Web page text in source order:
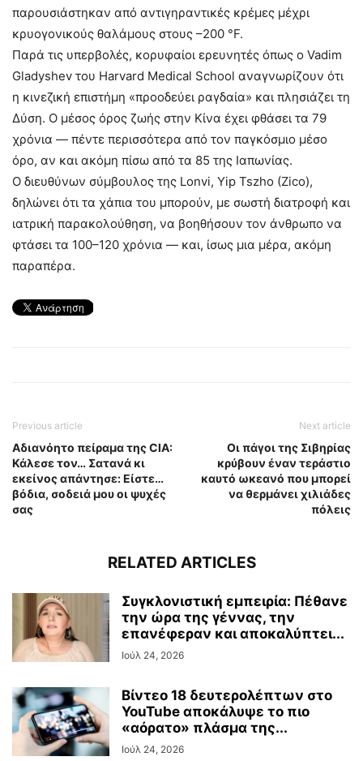
παρουσιάστηκαν από αντιγηραντικές κρέμες μέχρι
κρυογονικούς θαλάμους στους –200 °F.
Παρά τις υπερβολές, κορυφαίοι ερευνητές όπως ο Vadim
Gladyshev του Harvard Medical School αναγνωρίζουν ότι
η κινεζική επιστήμη «προοδεύει ραγδαία» και πλησιάζει τη
Δύση. Ο μέσος όρος ζωής στην Κίνα έχει φθάσει τα 79
χρόνια — πέντε περισσότερα από τον παγκόσμιο μέσο
όρο, αν και ακόμη πίσω από τα 85 της Ιαπωνίας.
Ο διευθύνων σύμβουλος της Lonvi, Yip Tszho (Zico),
δηλώνει ότι τα χάπια του μπορούν, με σωστή διατροφή και
ιατρική παρακολούθηση, να βοηθήσουν τον άνθρωπο να
φτάσει τα 100–120 χρόνια — και, ίσως μια μέρα, ακόμη
παραπέρα.
Previous article
Αδιανόητο πείραμα της CIA:
Κάλεσε τον… Σατανά κι
εκείνος απάντησε: Είστε…
βόδια, σοδειά μου οι ψυχές
σας
Next article
Οι πάγοι της Σιβηρίας
κρύβουν έναν τεράστιο
καυτό ωκεανό που μπορεί
να θερμάνει χιλιάδες
πόλεις
RELATED ARTICLES
Συγκλονιστική εμπειρία: Πέθανε
την ώρα της γέννας, την
επανέφεραν και αποκαλύπτει...
Ιούλ 24, 2026
Βίντεο 18 δευτερολέπτων στο
YouTube αποκάλυψε το πιο
«αόρατο» πλάσμα της...
Ιούλ 24, 2026